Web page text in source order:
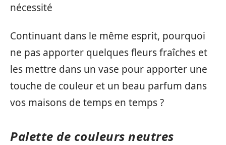
nécessité
Continuant dans le même esprit, pourquoi
ne pas apporter quelques fleurs fraîches et
les mettre dans un vase pour apporter une
touche de couleur et un beau parfum dans
vos maisons de temps en temps ?
Palette de couleurs neutres